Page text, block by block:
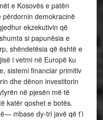
e Kosovës e patën
demokracinë
ekzekutivin që
si papunësia e
shëndetësia që është e
i vetmi në Europë ku
sistemi financiar primitiv
dhe dënon investitorin
në pjesën më të
katër qoshet e botës.
mbase dy-tri javë që t’i